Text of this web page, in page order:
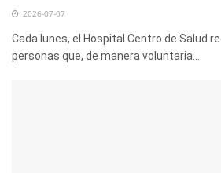
2026-07-07
Cada lunes, el Hospital Centro de Salud
personas que, de manera voluntaria...